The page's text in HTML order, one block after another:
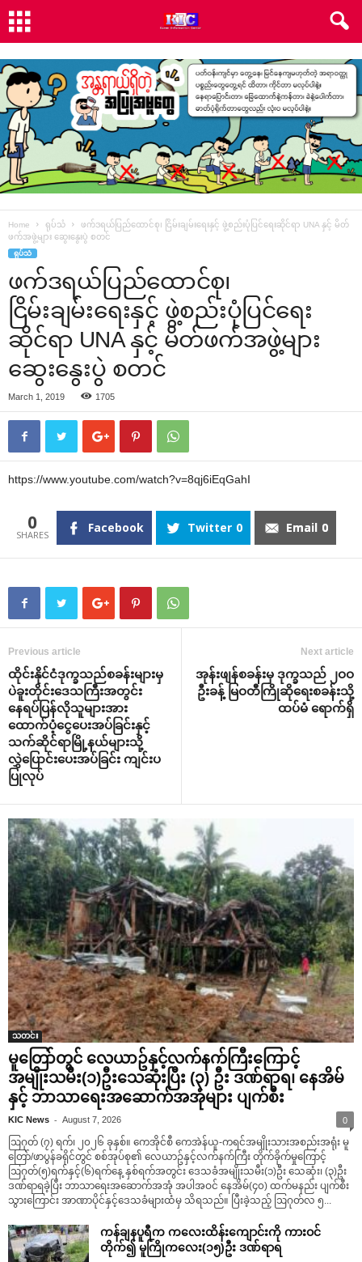
Home ရုပ်သံ
ဖက်ဒရယ်ပြည်‌ထောင်စု၊ ငြိမ်းချမ်း‌ရေးနှင့် ဖွဲ့စည်းပုံပြင်‌ရေးဆိုင်ရာ UNA နှင့် မိတ်
ဖက်အဖွဲ့များ ‌ဆွေး‌နွေးပွဲ စတင်
ရုပ်သံ
ဖက်ဒရယ်ပြည်‌ထောင်စု၊
ငြိမ်းချမ်း‌ရေးနှင့် ဖွဲ့စည်းပုံပြင်‌ရေး
ဆိုင်ရာ UNA နှင့် မိတ်ဖက်အဖွဲ့များ
‌ဆွေး‌နွေးပွဲ စတင်
March 1, 2019 1705
https://www.youtube.com/watch?v=8qj6iEqGahI
0 Facebook Twitter 0 Email 0
Previous article
ထိုင်းနိုင်ငံဒုက္ခသည်စခန်းများမှ
ပဲခူးတိုင်း‌ဒေသကြီးအတွင်း
‌နေရပ်ပြန်လိုသူများအား
‌ထောက်ပံ့‌ငွေ‌ပေးအပ်ခြင်းနှင့်
သက်ဆိုင်ရာမြို့နယ်များသို့
လွှဲ‌ပြောင်း‌ပေးအပ်ခြင်း ကျင်းပ
ပြုလုပ်
Next article
အုန်းဖျန်စခန်းမှ ဒုက္ခသည် ၂ဝဝ
ဦးခန့် မြဝတီကြိုဆို‌ရေးစခန်းသို့
ထပ်မံ ‌ရောက်ရှိ
သတင်း
မူတြော်တွင် လေယာဥ်နှင့်လက်နက်ကြီးကြောင့်
အမျိုးသမီး(၁)ဦးသေဆုံးပြီး (၃) ဦး ဒဏ်ရာရ၊ နေအိမ်
နှင့် ဘာသာရေးအဆောက်အအုံများ ပျက်စီး
KIC News - August 7, 2026 0
ဩဂုတ် (၇) ရက်၊ ၂၀၂၆ ခုနှစ်။ ကေအိုင်စီ ကေအဲန်ယူ-ကရင်အမျိုးသားအစည်းအရုံး မူ
တြော်/ဖာပွန်ခရိုင်တွင် စစ်အုပ်စု၏ လေယာဥ်နှင့်လက်နက်ကြီး တိုက်ခိုက်မှုကြောင့်
ဩဂုတ်(၅)ရက်နှင့်(၆)ရက်နေ့ နှစ်ရက်အတွင်း ဒေသခံအမျိုးသမီး(၁)ဦး သေဆုံး၊ (၃)ဦး
ဒဏ်ရာရခဲ့ပြီး ဘာသာရေးအဆောက်အအုံ အပါအဝင် နေအိမ်(၄၀) ထက်မနည်း ပျက်စီး
သွားကြောင်း အာဏာပိုင်နှင့်ဒေသခံများထံမှ သိရသည်။ ပြီးခဲ့သည့် ဩဂုတ်လ ၅...
ကန်ချနပူရီက ကလေးထိန်းကျောင်းကို ကားဝင်
တိုက်၍ မူကြိုကလေး(၁၅)ဦး ဒဏ်ရာရ